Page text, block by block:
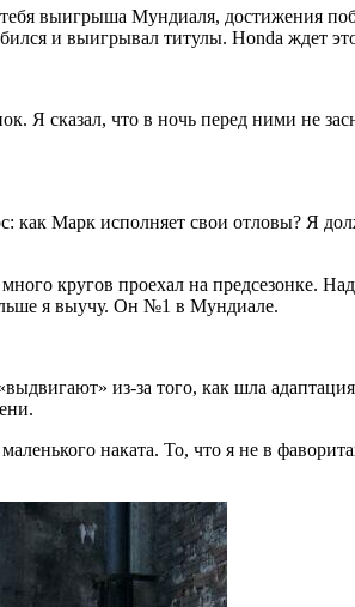
выигрыша Мундиаля, достижения
и выигрывал титулы. Honda ждет
Я сказал, что в ночь перед ними не
Марк исполняет свои отловы? Я
кругов проехал на предсезонке.
я выучу. Он №1 в Мундиале.
из-за того, как шла
наката. То, что я не в